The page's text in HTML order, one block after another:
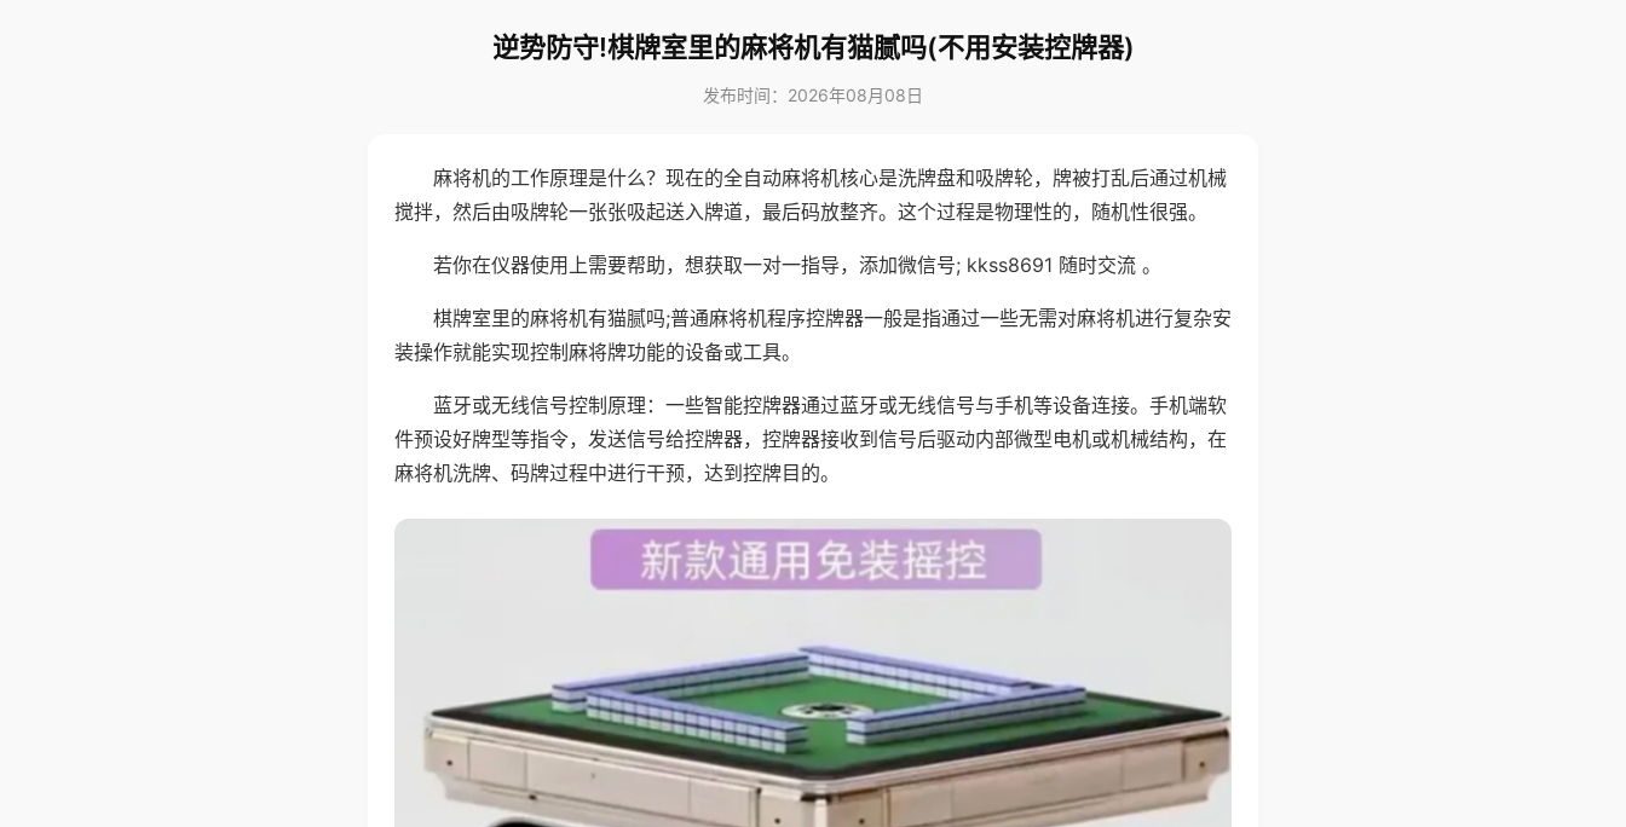
逆势防守!棋牌室里的麻将机有猫腻吗(不用安装控牌器)
发布时间：2026年08月08日
麻将机的工作原理是什么？现在的全自动麻将机核心是洗牌盘和吸牌轮，牌被打乱后通过机械
搅拌，然后由吸牌轮一张张吸起送入牌道，最后码放整齐。这个过程是物理性的，随机性很强。
若你在仪器使用上需要帮助，想获取一对一指导，添加微信号; kkss8691 随时交流 。
棋牌室里的麻将机有猫腻吗;普通麻将机程序控牌器一般是指通过一些无需对麻将机进行复杂安
装操作就能实现控制麻将牌功能的设备或工具。
蓝牙或无线信号控制原理：一些智能控牌器通过蓝牙或无线信号与手机等设备连接。手机端软
件预设好牌型等指令，发送信号给控牌器，控牌器接收到信号后驱动内部微型电机或机械结构，在
麻将机洗牌、码牌过程中进行干预，达到控牌目的。